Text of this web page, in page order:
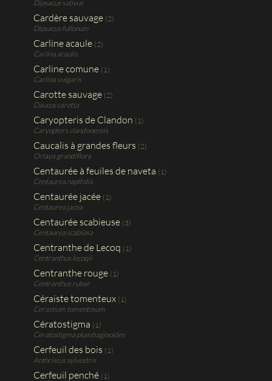
Dipsacus sativus
Cardère sauvage (2)
Dipsacus fullonum
Carline acaule (2)
Carlina acaulis
Carline comune (1)
Carlina vulgaris
Carotte sauvage (2)
Daucus carotta
Caryopteris de Clandon (1)
Caryopters clandonensis
Caucalis à grandes fleurs (2)
Orlaya grandiflora
Centaurée à feuiles de naveta (1)
Centaurea napifolia
Centaurée jacée (1)
Centaurea jacea
Centaurée scabieuse (3)
Centaurea scabiosa
Centranthe de Lecoq (1)
Centranthus lecoqii
Centranthe rouge (1)
Centranthus ruber
Céraiste tomenteux (1)
Cerastium tomentosum
Cératostigma (1)
Ceratostigma plumbaginoides
Cerfeuil des bois (1)
Anthriscus sylvestris
Cerfeuil penché (1)